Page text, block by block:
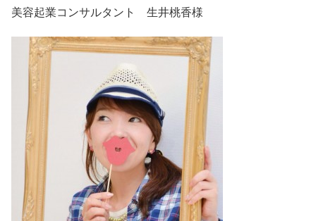
美容起業コンサルタント 生井桃香様